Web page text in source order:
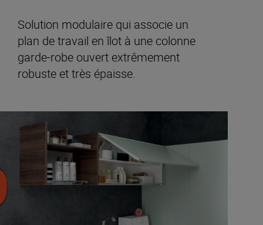
Solution modulaire qui associe un
plan de travail en îlot à une colonne
garde-robe ouvert extrêmement
robuste et très épaisse.